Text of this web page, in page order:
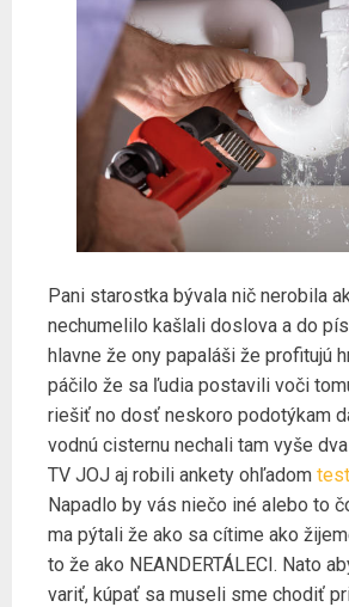
Pani starostka bývala nič nerobila
nechumelilo kašlali doslova a do
hlavne že ony papaláši že profitujú
páčilo že sa ľudia postavili voči
riešiť no dosť neskoro podotýkam
vodnú cisternu nechali tam vyše
TV JOJ aj robili ankety ohľadom
Napadlo by vás niečo iné alebo to
ma pýtali že ako sa cítime ako
to že ako NEANDERTÁLECI. Nato
variť, kúpať sa museli sme chodiť